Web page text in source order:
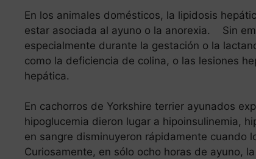
En los animales domésticos, la lipidosis
estar asociada al ayuno o la anorexia. Sin
especialmente durante la gestación o la
como la deficiencia de colina, o las lesiones
hepática.
En cachorros de Yorkshire terrier ayunados
hipoglucemia dieron lugar a hipoinsulinemia,
en sangre disminuyeron rápidamente cuando
Curiosamente, en sólo ocho horas de ayuno,